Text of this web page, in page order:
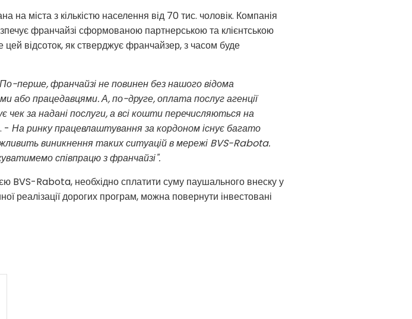
міста з кількістю населення від 70 тис. чоловік. Компанія
франчайзі сформованою партнерською та клієнтською
відсоток, як стверджує франчайзер, з часом буде
перше, франчайзі не повинен без нашого відома
або працедавцями. А, по-друге, оплата послуг агенції
чек за надані послуги, а всі кошти перечисляються на
- На ринку працевлаштування за кордоном існує багато
виникнення таких ситуацій в мережі BVS-Rabota.
співпрацю з франчайзі".
BVS-Rabota, необхідно сплатити суму паушального внеску у
реалізації дорогих програм, можна повернути інвестовані